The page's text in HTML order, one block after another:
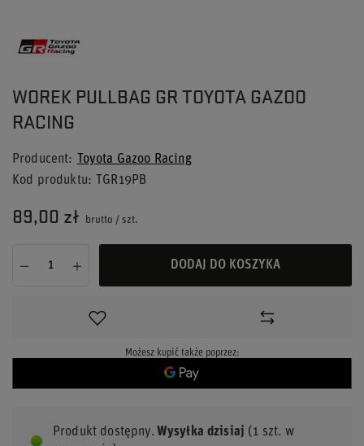
WOREK PULLBAG GR TOYOTA GAZOO
RACING
Producent
Toyota Gazoo Racing
Kod produktu
TGR19PB
89,00 zł brutto / szt.
DODAJ DO KOSZYKA
Możesz kupić także poprzez:
Produkt dostępny Wysyłkadzisiaj (1 szt. w